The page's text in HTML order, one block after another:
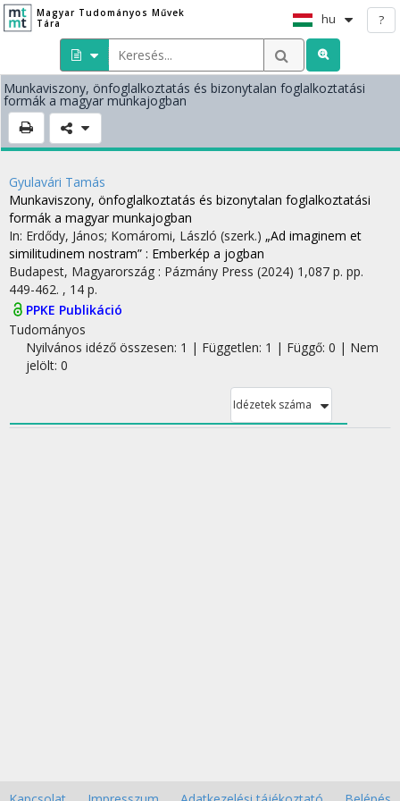
Magyar Tudományos Művek
Tára
hu ?
Munkaviszony, önfoglalkoztatás és bizonytalan foglalkoztatási
formák a magyar munkajogban
Gyulavári Tamás
Munkaviszony, önfoglalkoztatás és bizonytalan foglalkoztatási
formák a magyar munkajogban
In: Erdődy, János; Komáromi, László (szerk.) „Ad imaginem et
similitudinem nostram” : Emberkép a jogban
Budapest, Magyarország : Pázmány Press (2024) 1,087 p. pp.
449-462. , 14 p.
PPKE Publikáció
Tudományos
Nyilvános idéző összesen: 1 | Független: 1 | Függő: 0 | Nem
jelölt: 0
Idézetek száma